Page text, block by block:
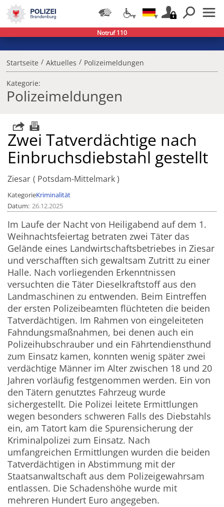
Startseite / Aktuelles / Polizeimeldungen
Kategorie:
Polizeimeldungen
Zwei Tatverdächtige nach
Einbruchsdiebstahl gestellt
Ziesar Potsdam-Mittelmark
KategorieKriminalität
Datum 26.12.2025
Im Laufe der Nacht von Heiligabend auf dem 1.
Weihnachtsfeiertag betraten zwei Täter das
Gelände eines Landwirtschaftsbetriebes in Ziesar
und verschafften sich gewaltsam Zutritt zu einer
Halle. Nach vorliegenden Erkenntnissen
versuchten die Täter Dieselkraftstoff aus den
Landmaschinen zu entwenden. Beim Eintreffen
der ersten Polizeibeamten flüchteten die beiden
Tatverdächtigen. Im Rahmen von eingeleiteten
Fahndungsmaßnahmen, bei denen auch ein
Polizeihubschrauber und ein Fährtendiensthund
zum Einsatz kamen, konnten wenig später zwei
verdächtige Männer im Alter zwischen 18 und 20
Jahren vorläufig festgenommen werden. Ein von
den Tätern genutztes Fahrzeug wurde
sichergestellt. Die Polizei leitete Ermittlungen
wegen besonders schweren Falls des Diebstahls
ein, am Tatort kam die Spurensicherung der
Kriminalpolizei zum Einsatz. Nach
umfangreichen Ermittlungen wurden die beiden
Tatverdächtigen in Abstimmung mit der
Staatsanwaltschaft aus dem Polizeigewahrsam
entlassen. Die Schadenshöhe wurde mit
mehreren Hundert Euro angegeben.
Notruf 110